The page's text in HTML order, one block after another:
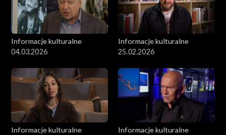
Informacje kulturalne
04.03.2026
Informacje kulturalne
25.02.2026
Informacje kulturalne
Informacje kulturalne